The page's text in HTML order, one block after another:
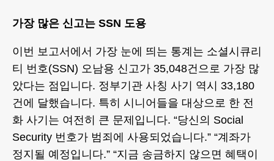
가장 많은 신고는 SSN 도용
이번 보고서에서 가장 눈에 띄는 통계는 소셜시큐리
티 번호(SSN) 오남용 신고가 35,048건으로 가장 많
았다는 점입니다. 정부기관 사칭 사기 역시 33,180
건에 달했습니다. 특히 시니어들을 대상으로 한 전
화 사기는 여전히 큰 문제입니다. “당신의 Social
Security 번호가 범죄에 사용되었습니다.” “계좌가
정지될 예정입니다.” “지금 송금하지 않으면 혜택이